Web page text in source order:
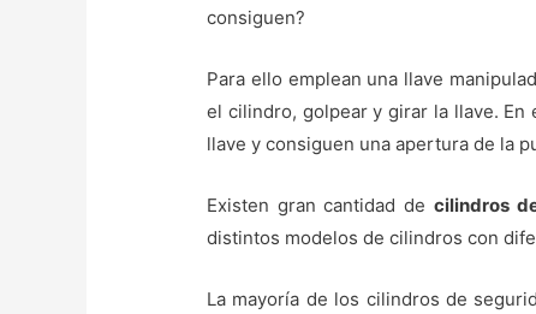
consiguen?
Para ello emplean una llave
el cilindro, golpear y girar la llave.
llave y consiguen una apertura de la
Existen gran cantidad de cilindros
distintos modelos de cilindros con
La mayoría de los cilindros de